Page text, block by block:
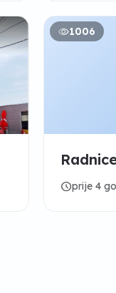
1006
scheduleprije 4